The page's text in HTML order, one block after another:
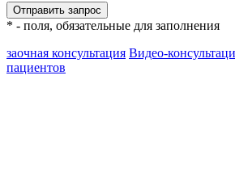
* - поля, обязательные для заполнения
заочная консультация Видео-
пациентов